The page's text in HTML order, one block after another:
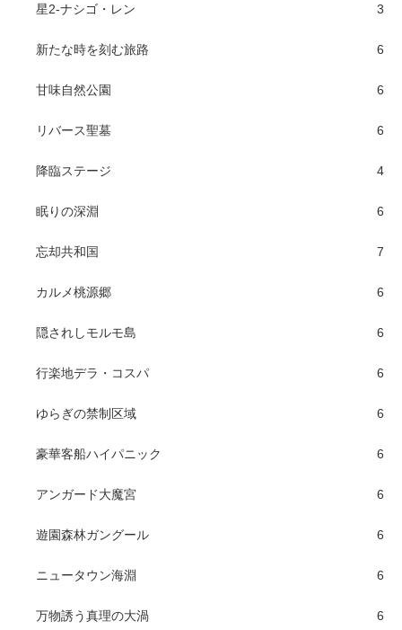
星2-ナシゴ・レン 3
新たな時を刻む旅路 6
甘味自然公園 6
リバース聖墓 6
降臨ステージ 4
眠りの深淵 6
忘却共和国 7
カルメ桃源郷 6
隠されしモルモ島 6
行楽地デラ・コスパ 6
ゆらぎの禁制区域 6
豪華客船ハイパニック 6
アンガード大魔宮 6
遊園森林ガングール 6
ニュータウン海淵 6
万物誘う真理の大渦 6